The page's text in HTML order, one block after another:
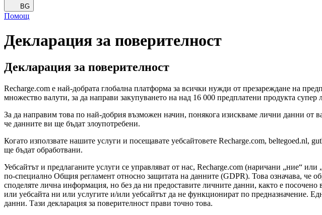
BG
Помощ
Декларация за поверителност
Декларация за поверителност
Recharge.com е най-добрата глобална платформа за всички нужди от презареждане на
множество валути, за да направи закупуването на над 16 000 предплатени продукта супер
За да направим това по най-добрия възможен начин, понякога изискваме лични данни от
че данните ви ще бъдат злоупотребени.
Когато използвате нашите услуги и посещавате уебсайтовете Recharge.com, beltegoed.nl,
ще бъдат обработвани.
Уебсайтът и предлаганите услуги се управляват от нас, Recharge.com (наричани „ние“
по-специално Общия регламент относно защитата на данните (GDPR). Това означава, че
споделяте лична информация, но без да ни предоставите личните данни, както е
или уебсайта ни или услугите и/или уебсайтът да не функционират по предназначение.
данни. Тази декларация за поверителност прави точно това.